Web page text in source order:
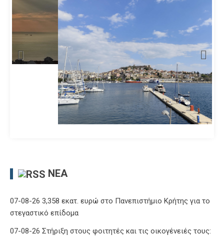
ΝΈΑ
07-08-26 3,358 εκατ. ευρώ στο Πανεπιστήμιο Κρήτης για το
στεγαστικό επίδομα
07-08-26 Στήριξη στους φοιτητές και τις οικογένειές τους: